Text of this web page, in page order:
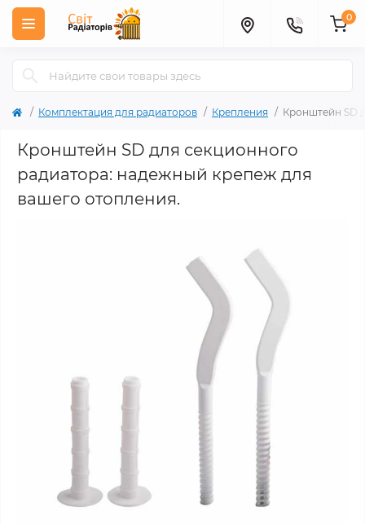
0
Комплектация для радиаторов Крепления Кронштейн SD
Кронштейн SD для секционного
радиатора: надежный крепеж для
вашего отопления.